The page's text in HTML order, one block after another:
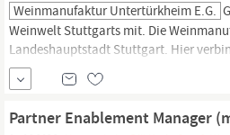
Weinmanufaktur Untertürkheim E.G.
Weinwelt Stuttgarts mit. Die
Landeshauptstadt Stuttgart. Hier
modernen Weinerlebnissen. Für die
Veranstaltungsbereichs suchen wir zum
engagierte Persönlichkeit mit Ideen,
Begeisterung für besondere Erlebnisse.
Partner Enablement Manager